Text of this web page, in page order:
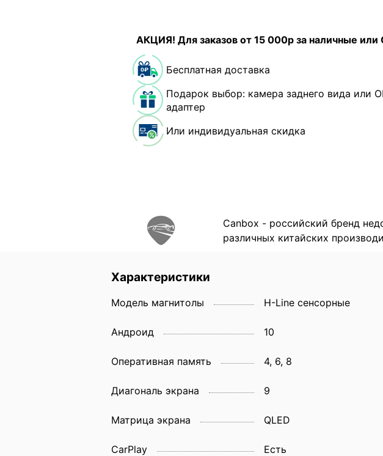
АКЦИЯ! Для заказов от 15 000р за наличные или
Бесплатная доставка
Подарок выбор: камера заднего вида или
адаптер
Или индивидуальная скидка
Canbox - российский бренд
различных китайских
Характеристики
Модель магнитолы H-Line сенсорные
Андроид 10
Оперативная память 4, 6, 8
Диагональ экрана 9
Матрица экрана QLED
CarPlay Есть